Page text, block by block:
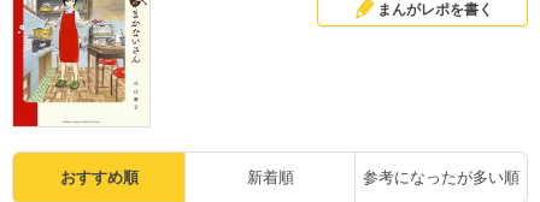
まんがレポを書く
おすすめ順 新着順 参考になったが多い順